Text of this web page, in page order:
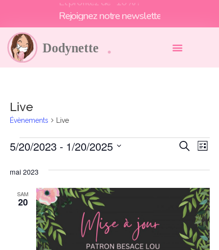
Rejoignez notre newsletter
Et profitez de -10% !
Live
Évènements Live
et
de
vues
Recherche
Liste
5/20/2023 - 1/20/2025
date.
mai 2023
SAM
20